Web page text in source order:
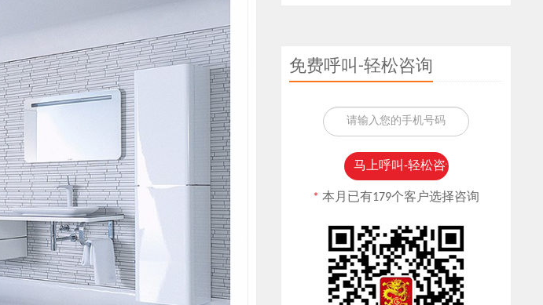
免费呼叫-轻松咨询
*本月已有179个客户选择咨询